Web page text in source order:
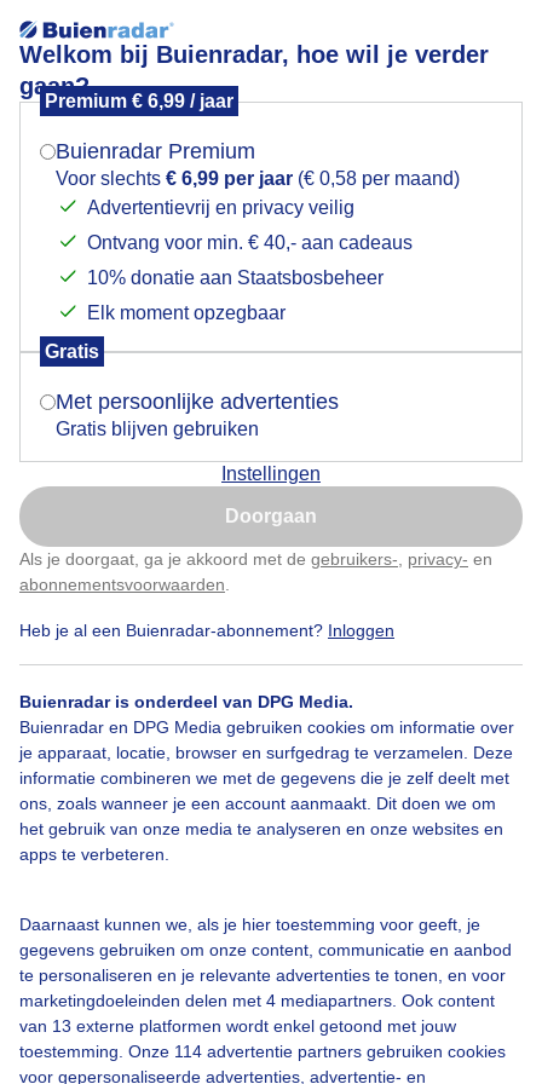
Welkom bij Buienradar, hoe wil je verder
gaan?
Premium € 6,99 / jaar
Buienradar Premium
Voor slechts € 6,99 per jaar (€ 0,58 per maand)
Advertentievrij en privacy veilig
Ontvang voor min. € 40,- aan cadeaus
10% donatie aan Staatsbosbeheer
Elk moment opzegbaar
Gratis
Met persoonlijke advertenties
Gratis blijven gebruiken
Instellingen
Doorgaan
Als je doorgaat, ga je akkoord met de gebruikers- privacy- en
abonnementsvoorwaarden
Heb je al een Buienradar-abonnement? Inloggen
Buienradar is onderdeel van DPG Media.
Buienradar en DPG Media gebruiken cookies om informatie over
je apparaat, locatie, browser en surfgedrag te verzamelen. Deze
informatie combineren we met de gegevens die je zelf deelt met
ons, zoals wanneer je een account aanmaakt. Dit doen we om
het gebruik van onze media te analyseren en onze websites en
apps te verbeteren.
Daarnaast kunnen we, als je hier toestemming voor geeft, je
gegevens gebruiken om onze content, communicatie en aanbod
te personaliseren en je relevante advertenties te tonen, en voor
marketingdoeleinden delen met 4 mediapartners. Ook content
van 13 externe platformen wordt enkel getoond met jouw
toestemming. Onze 114 advertentie partners gebruiken cookies
voor gepersonaliseerde advertenties, advertentie- en
wiosna
Een moment geduld aub...
Populaire categorieën
Lente
Zomer
Over Buienradar
Bedrijfsgegevens
Veelgestelde vragen
Contact
Toegankelijkheid
Buienradar Team
Privacy beleid
Cookie beleid
Privacy instellingen
Mogen we je locatie gebruiken voor het
Indien je hier nog geen akkoord op hebt gegeven,
verschijnt er zo een pop-up uit je browser waarin
Is goed, toon de popup
Nu niet, misschien later
Klik hierom dit aan te passen